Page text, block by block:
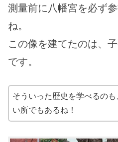
測量前に八幡宮を必ず
ね。
この像を建てたのは、
です。
そういった歴史を学べるの
い所でもあるね！